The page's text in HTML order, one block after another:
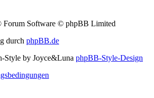
Forum Software © phpBB Limited
durch phpBB.de
Style by Joyce&Luna phpBB-Style-Design